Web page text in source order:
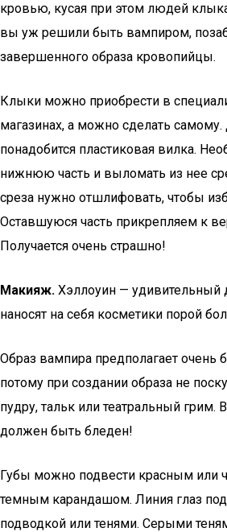
кровью, кусая при этом людей
вы уж решили быть вампиром,
завершенного образа кровопийцы.
Клыки можно приобрести в
магазинах, а можно сделать
понадобится пластиковая вилка.
нижнюю часть и выломать из нее
среза нужно отшлифовать, чтобы
Оставшуюся часть прикрепляем к
Получается очень страшно!
Макияж. Хэллоуин — удивительный
наносят на себя косметики порой
Образ вампира предполагает очень
потому при создании образа не
пудру, тальк или театральный
должен быть бледен!
Губы можно подвести красным или
темным карандашом. Линия глаз
подводкой или тенями. Серыми